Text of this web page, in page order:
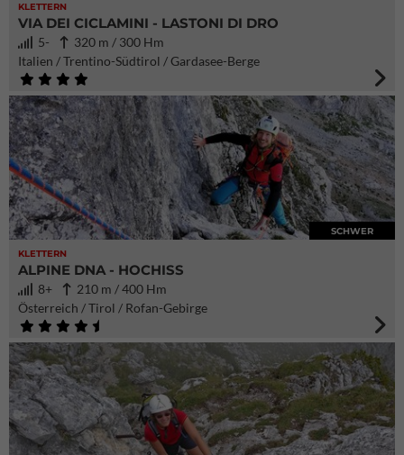
KLETTERN
VIA DEI CICLAMINI - LASTONI DI DRO
5-
320 m / 300 Hm
Italien / Trentino-Südtirol / Gardasee-Berge
KLETTERN
SCHWER
ALPINE DNA - HOCHISS
8+
210 m / 400 Hm
Österreich / Tirol / Rofan-Gebirge